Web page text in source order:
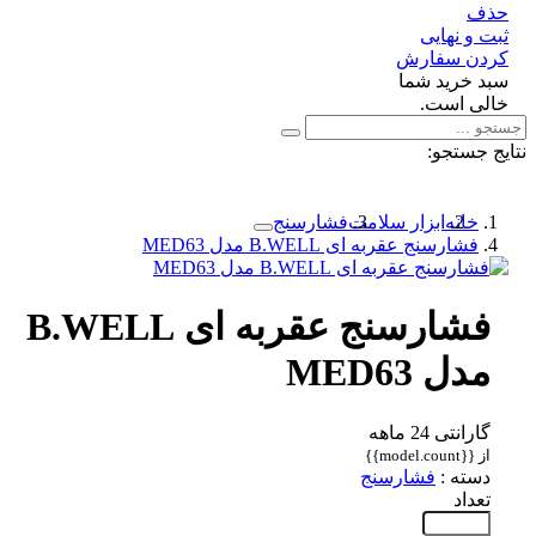
و نهایی
سفارش
خرید شما
است.
جستجو:
خانهابزار سلامتفشارسنج
فشارسنج عقربه ای B.WELL مدل MED63
فشارسنج عقربه ای B.WELL
مدل MED63
گارانتی 24 ماهه
دسته :فشارسنج